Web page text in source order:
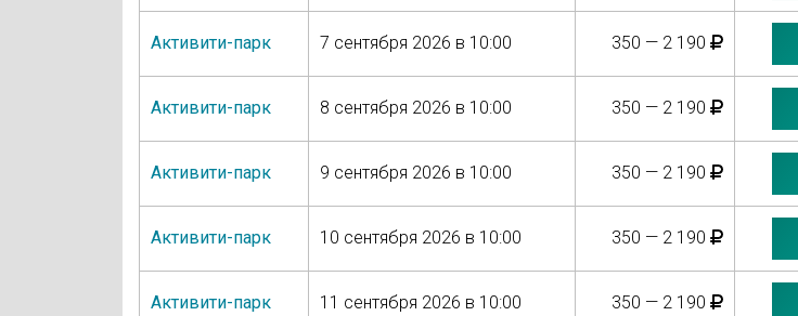
Активити-парк 7 сентября 2026 в 10:00 350 — 2 190
Активити-парк 8 сентября 2026 в 10:00 350 — 2 190
Активити-парк 9 сентября 2026 в 10:00 350 — 2 190
Активити-парк 10 сентября 2026 в 10:00 350 — 2 190
Активити-парк 11 сентября 2026 в 10:00 350 — 2 190